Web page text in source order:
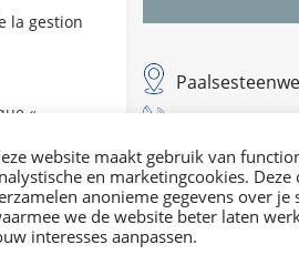
la gestion
«
E.
Mail
website maakt gebruik van
en marketingcookies. Deze
anonieme gegevens over je
we de website beter laten
interesses aanpassen.